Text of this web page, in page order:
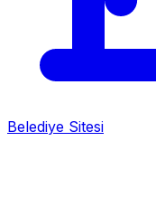
Belediye Sitesi